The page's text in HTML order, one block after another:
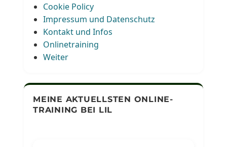
Cookie Policy
Impressum und Datenschutz
Kontakt und Infos
Onlinetraining
Weiter
MEINE AKTUELLSTEN ONLINE-
TRAINING BEI LIL